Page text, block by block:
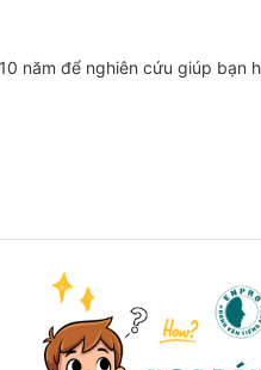
năm để nghiên cứu giúp bạn